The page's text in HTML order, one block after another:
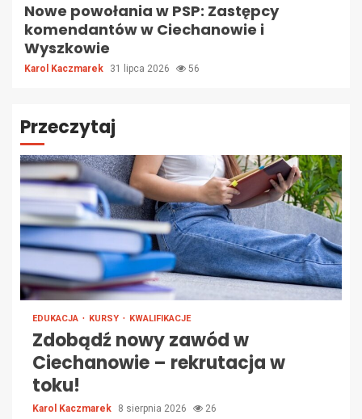
Nowe powołania w PSP: Zastępcy
komendantów w Ciechanowie i
Wyszkowie
Karol Kaczmarek 31 lipca 2026 56
Przeczytaj
EDUKACJA KURSY KWALIFIKACJE
Zdobądź nowy zawód w
Ciechanowie – rekrutacja w
toku!
Karol Kaczmarek 8 sierpnia 2026 26